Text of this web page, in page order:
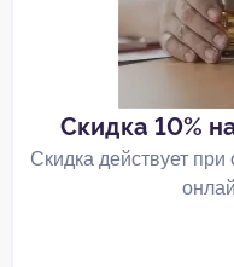
Скидка 10%
Скидка действует